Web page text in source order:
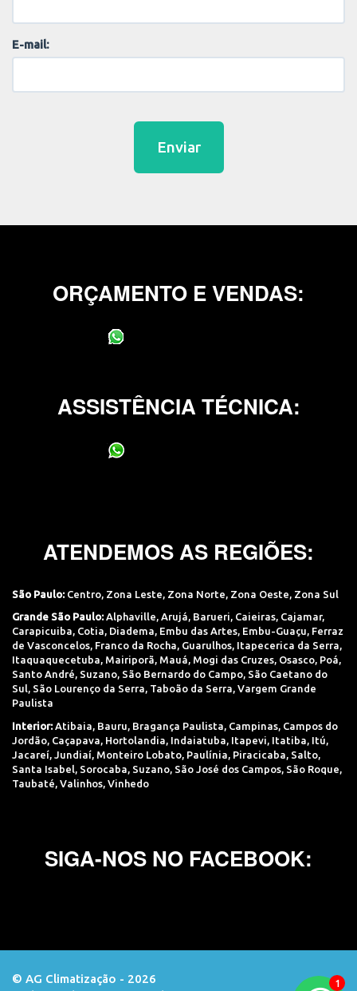
E-mail:
Enviar
ORÇAMENTO E VENDAS:
ASSISTÊNCIA TÉCNICA:
ATENDEMOS AS REGIÕES:
São Paulo: Centro Zona Leste Zona Norte Zona Oeste Zona Sul
Grande São Paulo: Alphaville, Arujá, Barueri, Caieiras, Cajamar,
Carapicuiba, Cotia, Diadema, Embu das Artes, Embu-Guaçu, Ferraz
de Vasconcelos, Franco da Rocha, Guarulhos, Itapecerica da Serra,
Itaquaquecetuba, Mairiporã, Mauá, Mogi das Cruzes, Osasco, Poá,
Santo André, Suzano, São Bernardo do Campo, São Caetano do
Sul, São Lourenço da Serra, Taboão da Serra, Vargem Grande
Paulista
Interior: Atibaia Bauru Bragança Paulista Campinas Campos do
Jordão Caçapava Hortolandia Indaiatuba Itapevi Itatiba Itú
Jacareí
Jundiaí Monteiro Lobato Paulínia Piracicaba Salto
Santa Isabel Sorocaba Suzano São José dos Campos São Roque
Taubaté Valinhos Vinhedo
SIGA-NOS NO FACEBOOK:
© AG Climatização - 2026